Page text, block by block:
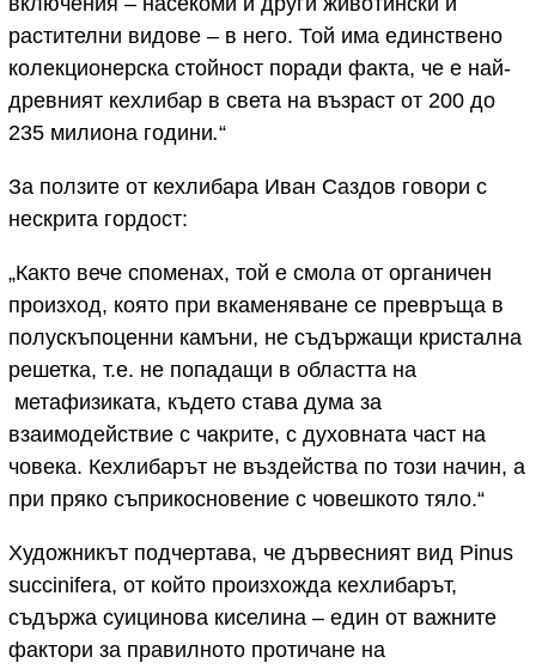
растителни видове – в него. Той има единствено
колекционерска стойност поради факта, че е най-
древният кехлибар в света на възраст от 200 до
235 милиона години.“
За ползите от кехлибара Иван Саздов говори с
нескрита гордост:
„Както вече споменах, той е смола от органичен
произход, която при вкаменяване се превръща в
полускъпоценни камъни, не съдържащи кристална
решетка, т.е. не попадащи в областта на
метафизиката, където става дума за
взаимодействие с чакрите, с духовната част на
човека. Кехлибарът не въздейства по този начин, а
при пряко съприкосновение с човешкото тяло.“
Художникът подчертава, че дървесният вид Pinus
succinifera, от който произхожда кехлибарът,
съдържа суицинова киселина – един от важните
фактори за правилното протичане на